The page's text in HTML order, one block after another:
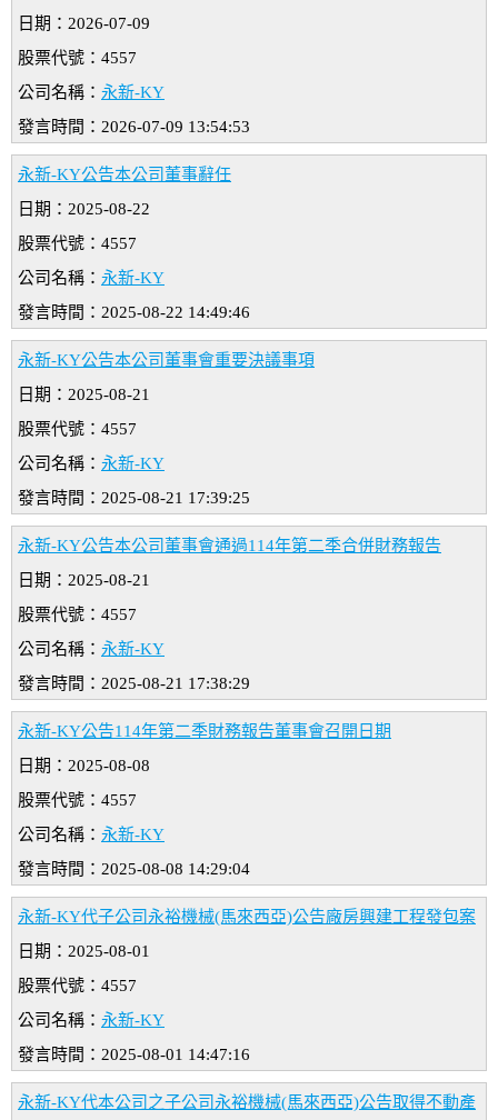
日期：2026-07-09
股票代號：4557
公司名稱： 永新-KY
發言時間：2026-07-09 13:54:53
永新-KY公告本公司董事辭任
日期：2025-08-22
股票代號：4557
公司名稱： 永新-KY
發言時間：2025-08-22 14:49:46
永新-KY公告本公司董事會重要決議事項
日期：2025-08-21
股票代號：4557
公司名稱： 永新-KY
發言時間：2025-08-21 17:39:25
永新-KY公告本公司董事會通過114年第二季合併財務報告
日期：2025-08-21
股票代號：4557
公司名稱： 永新-KY
發言時間：2025-08-21 17:38:29
永新-KY公告114年第二季財務報告董事會召開日期
日期：2025-08-08
股票代號：4557
公司名稱： 永新-KY
發言時間：2025-08-08 14:29:04
永新-KY代子公司永裕機械(馬來西亞)公告廠房興建工程發包案
日期：2025-08-01
股票代號：4557
公司名稱： 永新-KY
發言時間：2025-08-01 14:47:16
永新-KY代本公司之子公司永裕機械(馬來西亞)公告取得不動產